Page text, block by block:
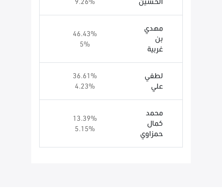
مهدي
بن
غربية
46.43%
5%
محمد
كمال
حمزاوي
13.39%
5.15%
لطفي
علي
36.61%
4.23%